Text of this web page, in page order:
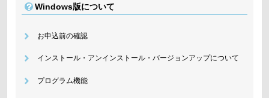
Windows版について
お申込前の確認
インストール・アンインストール・バージョンアップについて
プログラム機能